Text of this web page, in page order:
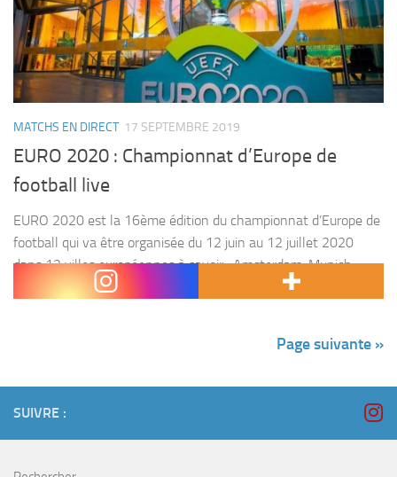
MATCHS EN DIRECT 17 SEPTEMBRE 2019
EURO 2020 : Championnat d’Europe de
football live
EURO 2020 est la 16ème édition du championnat d’Europe de
football qui va être organisée du 12 juin au 12 juillet 2020
dans 12 villes européennes à savoir : Amsterdam, Munich ,
Bucarest, Budapest,...
Page suivante »
SUIVRE :